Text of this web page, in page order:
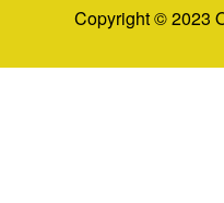
Copyright © 2023